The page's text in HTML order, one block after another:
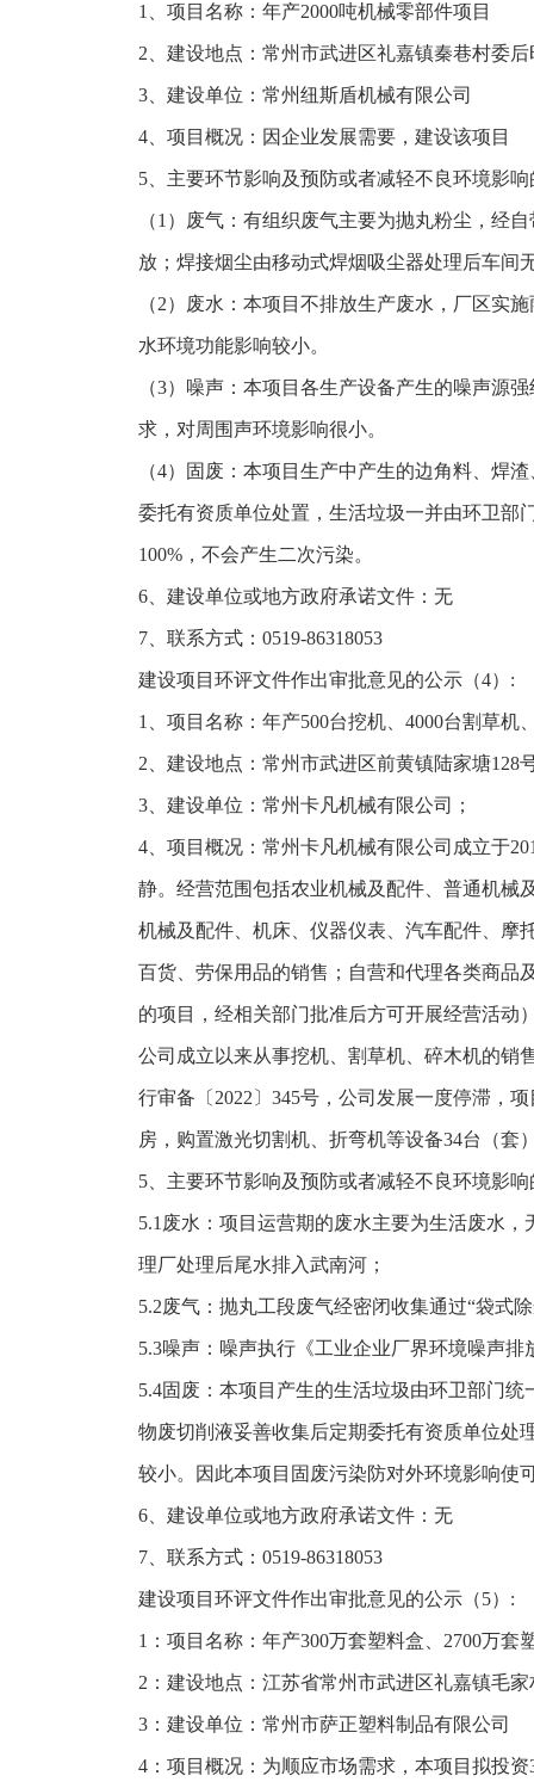
1、项目名称：年产2000吨机械零部件项目
2、建设地点：常州市武进区礼嘉镇秦巷村委后
3、建设单位：常州纽斯盾机械有限公司
4、项目概况：因企业发展需要，建设该项目
5、主要环节影响及预防或者减轻不良环境影
（1）废气：有组织废气主要为抛丸粉尘，经
放；焊接烟尘由移动式焊烟吸尘器处理后车间
（2）废水：本项目不排放生产废水，厂区实
水环境功能影响较小。
（3）噪声：本项目各生产设备产生的噪声源
求，对周围声环境影响很小。
（4）固废：本项目生产中产生的边角料、焊
委托有资质单位处置，生活垃圾一并由环卫部
100%，不会产生二次污染。
6、建设单位或地方政府承诺文件：无
7、联系方式：0519-86318053
建设项目环评文件作出审批意见的公示（4）:
1、项目名称：年产500台挖机、4000台割草机
2、建设地点：常州市武进区前黄镇陆家塘128
3、建设单位：常州卡凡机械有限公司；
4、项目概况：常州卡凡机械有限公司成立于
静。经营范围包括农业机械及配件、普通机械
机械及配件、机床、仪器仪表、汽车配件、摩
百货、劳保用品的销售；自营和代理各类商品
的项目，经相关部门批准后方可开展经营活动
公司成立以来从事挖机、割草机、碎木机的销
行审备〔2022〕345号，公司发展一度停滞，
房，购置激光切割机、折弯机等设备34台（套
5、主要环节影响及预防或者减轻不良环境影
5.1废水：项目运营期的废水主要为生活废水
理厂处理后尾水排入武南河；
5.2废气：抛丸工段废气经密闭收集通过“袋式
5.3噪声：噪声执行《工业企业厂界环境噪声排
5.4固废：本项目产生的生活垃圾由环卫部门
物废切削液妥善收集后定期委托有资质单位处
较小。因此本项目固废污染防对外环境影响使
6、建设单位或地方政府承诺文件：无
7、联系方式：0519-86318053
建设项目环评文件作出审批意见的公示（5）:
1：项目名称：年产300万套塑料盒、2700万套
2：建设地点：江苏省常州市武进区礼嘉镇毛
3：建设单位：常州市萨正塑料制品有限公司
4：项目概况：为顺应市场需求，本项目拟投